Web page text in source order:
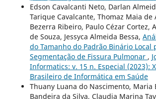
Edson Cavalcanti Neto, Darlan
Tarique Cavalcante, Thomaz Maia de
Bezerra Ribeiro, Paulo Cézar Cortez,
de Souza, Jessyca Almeida Bessa,
do Tamanho do Padrão Binário Local
Segmentação de Fissura Pulmonar ,
Informatics: v. 15 n. Especial (2023):
Brasileiro de Informática em Saúde
Thuany Luana do Nascimento, Maria
Bandeira da Silva, Claudia Marina